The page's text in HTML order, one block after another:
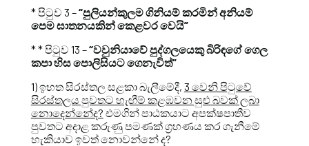
* පිටුව 3 –“පුලියන්කුලම ගිනියම් කරමින් අනියම්
පෙම ඝාතනයකින් කෙළවර වෙයි”
* * පිටුව 13 –“වවුනියාවේ පුද්ගලයෙකු බිරිඳගේ ගෙල
කපා හිස පොලිසියට ගෙනැවිත්”
1) ඉහත සිරස්තල සළකා බැලීමේදී, 3 වෙනි පිටුවේ
සිරස්තලය පුවතට හැඟීම් කළඹවන සුළු බවක් ලබා
නොදෙන්නේද? එමගින් පාඨකයාට අපක්ෂපාතීව
පුවතට අදාළ කරුණු පමණක් ග්‍රහණය කර ගැනීමේ
හැකියාව ඉවත් නොවන්නේ ද?